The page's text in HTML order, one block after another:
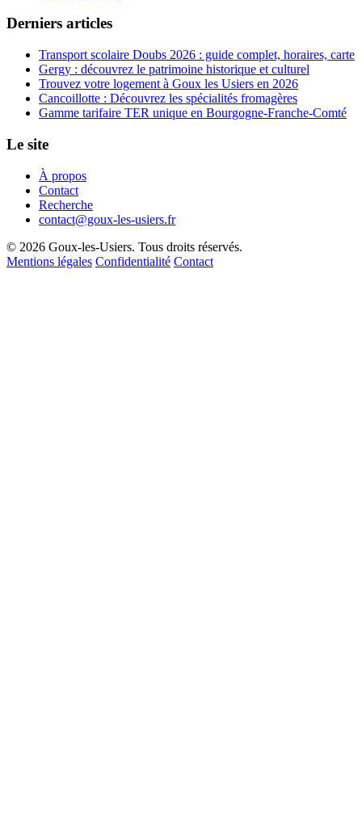
Derniers articles
Transport scolaire Doubs 2026 : guide complet, horaires, carte
Gergy : découvrez le patrimoine historique et culturel
Trouvez votre logement à Goux les Usiers en 2026
Cancoillotte : Découvrez les spécialités fromagères
Gamme tarifaire TER unique en Bourgogne-Franche-Comté
Le site
À propos
Contact
Recherche
contact@goux-les-usiers.fr
© 2026 Goux-les-Usiers. Tous droits réservés.
Mentions légales Confidentialité Contact